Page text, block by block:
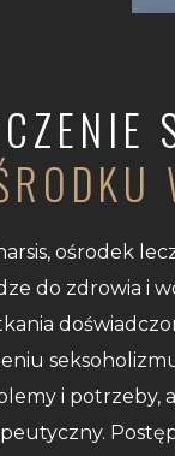
ośrodek
do zdrowia i
i potrzeby,